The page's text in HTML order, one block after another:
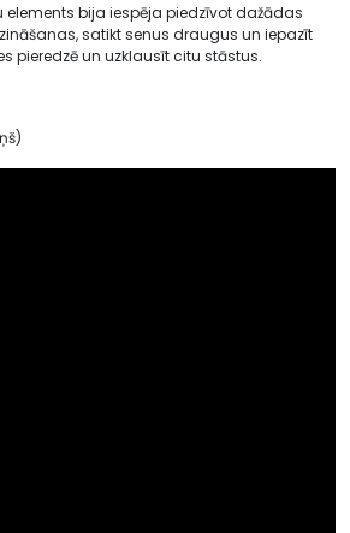
bija iespēja piedzīvot dažādas
satikt senus draugus un iepazīt
pieredzē un uzklausīt citu stāstus.